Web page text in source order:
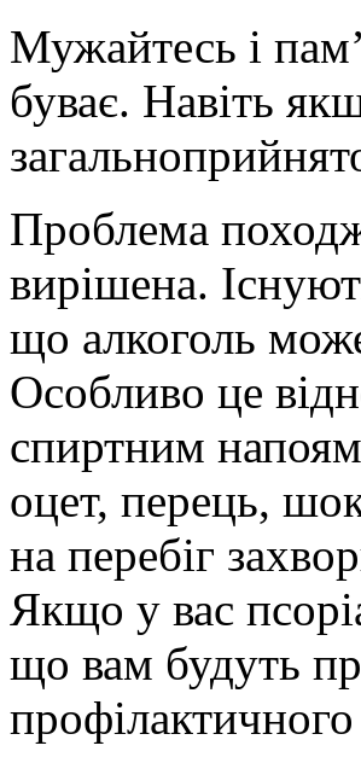
Мужайтесь і
буває. Навіть
Проблема
вирішена.
що алкоголь
Особливо це
спиртним
оцет, перець,
на перебіг
Якщо у вас
що вам будуть